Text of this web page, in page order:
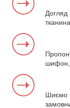
шифон,
Шиємо